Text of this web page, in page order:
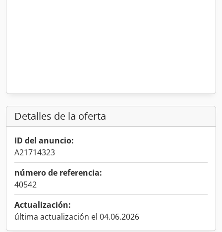
Detalles de la oferta
ID del anuncio:
A21714323
número de referencia:
40542
Actualización:
última actualización el 04.06.2026